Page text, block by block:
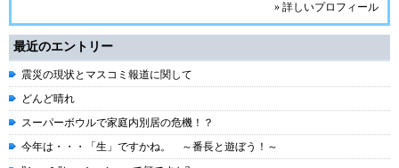
» 詳しいプロフィール
最近のエントリー
震災の現状とマスコミ報道に関して
どんど晴れ
スーパーボウルで家庭内別居の危機！？
今年は・・・「生」ですかね。 ～番長と遊ぼう！～